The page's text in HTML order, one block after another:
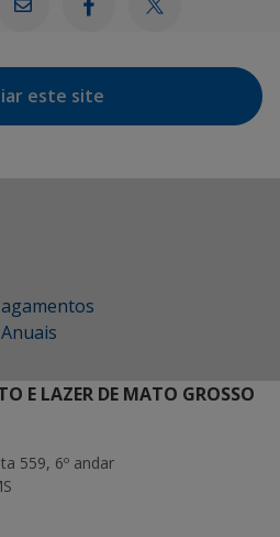
este site
E LAZER DE MATO GROSSO
559, 6º andar